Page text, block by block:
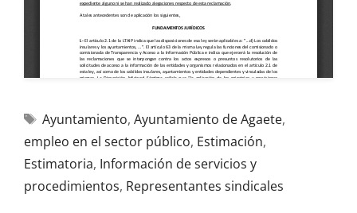
Ayuntamiento, Ayuntamiento de Agaete,
empleo en el sector público, Estimación,
Estimatoria, Información de servicios y
procedimientos, Representantes sindicales